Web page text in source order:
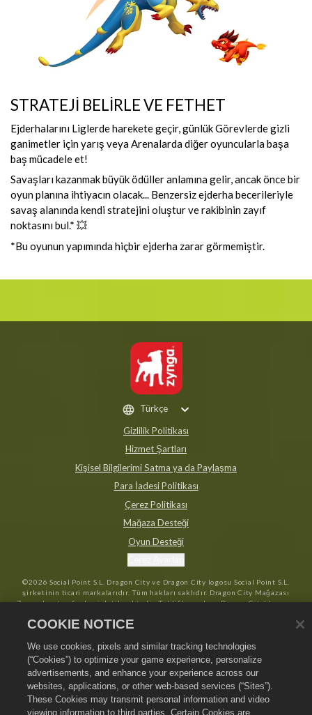
STRATEJİ BELİRLE VE FETHET
Ejderhalarını Liglerde harekete geçir, günlük Görevlerde gizli
ganimetler için yarış veya Arenalarda diğer oyuncularla başa
baş mücadele et!
Savaşları kazanmak büyük ödüller anlamına gelir, ancak önce bir
oyun planına ihtiyacın olacak... Benzersiz ejderha becerileriyle
savaş alanında kendi stratejini oluştur ve rakibinin zayıf
noktasını bul.* 💥
*Bu oyunun yapımında hiçbir ejderha zarar görmemiştir.
Gizlilik Politikası
Hizmet Şartları
Kişisel Bilgilerimi Satma ya da Paylaşma
Para İadesi Politikası
Çerez Politikası
Mağaza Desteği
Oyun Desteği
©2026 Social Point S.L. Dragon City ve Dragon City logosu Social Point S.L.
şirketinin ticari markalarıdır. Tüm hakları saklıdır. Dragon City Mağazası
Zynga, Inc. tarafından işletilmektedir. Teklifler sadece Dragon City'de oyun
Türkçe
COOKIE NOTICE
We use cookies, pixels and similar tracking technologies
(“Cookies”) to optimize your game experience, personalize
advertisements, and enhance your experience across our
websites, applications, or other web-based services (“Sites”).
These Cookies may transmit personal information and video
viewing information to third parties. Certain Cookies are